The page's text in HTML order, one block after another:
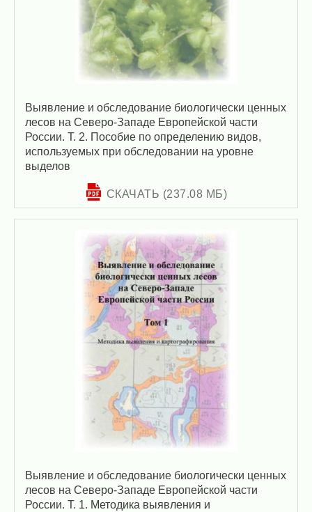
Выявление и обследование биологически ценных
лесов на Северо-Западе Европейской части
России. Т. 2. Пособие по определению видов,
используемых при обследовании на уровне
выделов
СКАЧАТЬ (237.08 МБ)
Выявление и обследование биологически ценных
лесов на Северо-Западе Европейской части
России. Т. 1. Методика выявления и